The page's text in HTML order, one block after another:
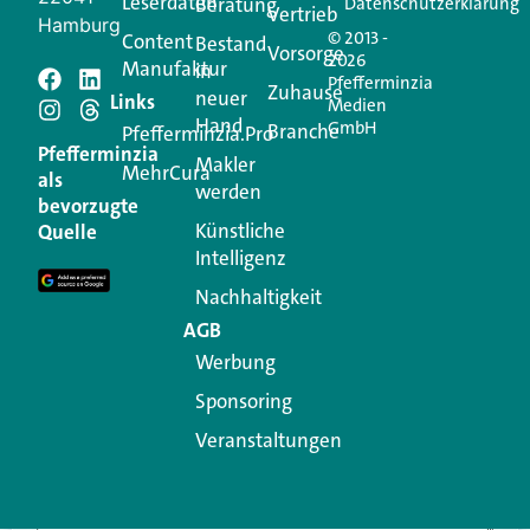
Schreiben Sie einen
Kommentar
Ihre E-Mail-Adresse wird nicht veröffentlicht.
Erforderliche Felder sind mit
Kommentar
Hamburg
Pfefferminzia
als
bevorzugte
Quelle
Content
Manufaktur
Links
Pfefferminzia.Pro
MehrCura
Bestand
in
neuer
Hand
Makler
werden
Künstliche
Intelligenz
Nachhaltigkeit
AGB
Werbung
Sponsoring
Veranstaltungen
Vertrieb
Vorsorge
Zuhause
Branche
© 2013 -
2026
Pfefferminzia
Medien
GmbH